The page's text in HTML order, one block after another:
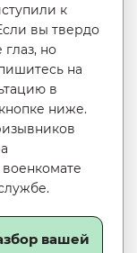
к
вы твердо
глаз, но
на
в
ниже.
вашей